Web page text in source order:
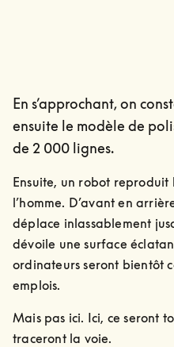
En s’approchant, on
ensuite le modèle de
de 2 000 lignes.
Ensuite, un robot reproduit
l’homme. D’avant en
déplace inlassablement
dévoile une surface
ordinateurs seront bientôt
emplois.
Mais pas ici. Ici, ce seront
traceront la voie.